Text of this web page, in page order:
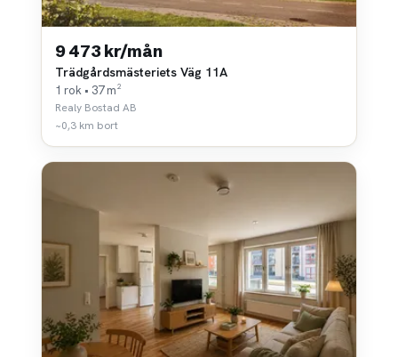
9 473 kr/mån
Trädgårdsmästeriets Väg 11A
1 rok • 37 m²
Realy Bostad AB
~0,3 km bort